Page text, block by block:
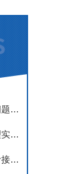
磁翻板液位计使用中出现问题的原因及维护经验
磁翻板液位计基于什么原理实现对液位的实时测量和显示
为了方便维修磁翻板液位计接口处应安装什么阀门